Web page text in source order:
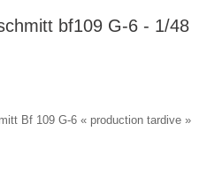
bf109 G-6 - 1/48
Bf 109 G-6 « production tardive »